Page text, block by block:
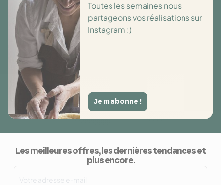
Toutes les semaines nous
partageons vos réalisations sur
Instagram :)
Je m'abonne !
Les meilleures offres, les dernières tendances et
plus encore.